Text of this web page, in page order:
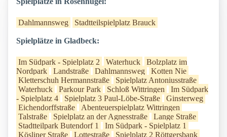
Dahlmannsweg Stadtteilspielplatz Brauck
Spielplätze in Gladbeck:
Im Südpark - Spielplatz 2 Waterhuck
Bolzplatz im
Nordpark
Landstraße Dahlmannsweg
Kotten Nie
Kletterschuh Hermannstraße
Spielplatz Antoniusstraße
Waterhuck
Parkour Park Schloß Wittringen
Im Südpark
- Spielplatz 4
Spielplatz 3 Paul-Löbe-Straße
Ginsterweg
Eichendorffstraße
Abenteuerspielplatz Wittringen
Talstraße
Spielplatz an der Agnesstraße
Lange Straße
Stadtteilpark Butendorf 1
Im Südpark - Spielplatz 1
Kösliner Straße
Lottestraße
Spielplatz 2 Röttgersbank